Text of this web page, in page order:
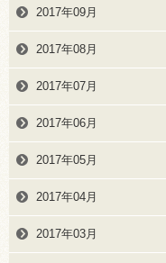
2017年09月
2017年08月
2017年07月
2017年06月
2017年05月
2017年04月
2017年03月